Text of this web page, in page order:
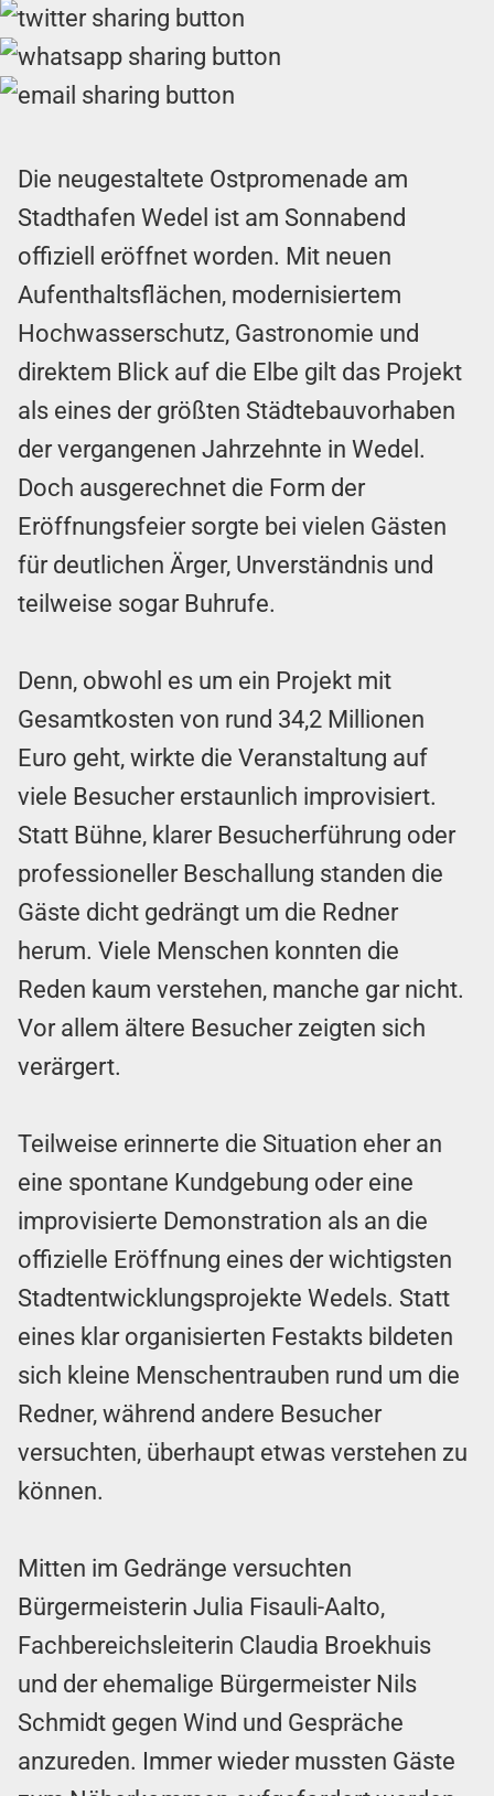
Die neugestaltete Ostpromenade am
Stadthafen Wedel ist am Sonnabend
offiziell eröffnet worden. Mit neuen
Aufenthaltsflächen, modernisiertem
Hochwasserschutz, Gastronomie und
direktem Blick auf die Elbe gilt das Projekt
als eines der größten Städtebauvorhaben
der vergangenen Jahrzehnte in Wedel.
Doch ausgerechnet die Form der
Eröffnungsfeier sorgte bei vielen Gästen
für deutlichen Ärger, Unverständnis und
teilweise sogar Buhrufe.
Denn, obwohl es um ein Projekt mit
Gesamtkosten von rund 34,2 Millionen
Euro geht, wirkte die Veranstaltung auf
viele Besucher erstaunlich improvisiert.
Statt Bühne, klarer Besucherführung oder
professioneller Beschallung standen die
Gäste dicht gedrängt um die Redner
herum. Viele Menschen konnten die
Reden kaum verstehen, manche gar nicht.
Vor allem ältere Besucher zeigten sich
verärgert.
Teilweise erinnerte die Situation eher an
eine spontane Kundgebung oder eine
improvisierte Demonstration als an die
offizielle Eröffnung eines der wichtigsten
Stadtentwicklungsprojekte Wedels. Statt
eines klar organisierten Festakts bildeten
sich kleine Menschentrauben rund um die
Redner, während andere Besucher
versuchten, überhaupt etwas verstehen zu
können.
Mitten im Gedränge versuchten
Bürgermeisterin Julia Fisauli-Aalto,
Fachbereichsleiterin Claudia Broekhuis
und der ehemalige Bürgermeister Nils
Schmidt gegen Wind und Gespräche
anzureden. Immer wieder mussten Gäste